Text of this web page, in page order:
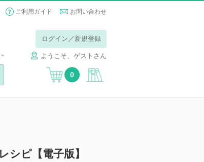
ご利用ガイド お問い合わせ
ログイン／新規登録
ようこそ、ゲストさん
0
ピ【電子版】